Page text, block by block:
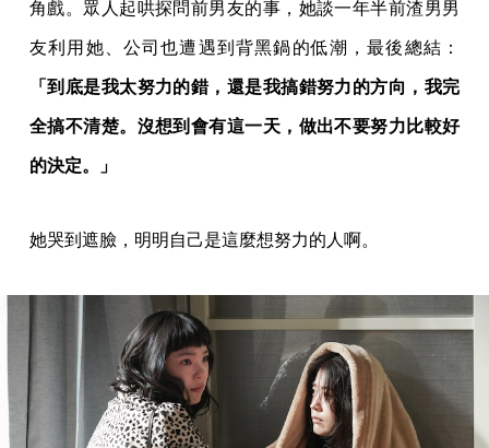
角戲。眾人起哄探問前男友的事，她談一年半前渣男男
友利用她、公司也遭遇到背黑鍋的低潮，最後總結：
「到底是我太努力的錯，還是我搞錯努力的方向，我完
全搞不清楚。沒想到會有這一天，做出不要努力比較好
的決定。」
她哭到遮臉，明明自己是這麼想努力的人啊。